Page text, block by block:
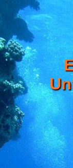
STARTSEITE
TRAINING
MITGLIED
WERDEN
MITGLIED
WERDEN